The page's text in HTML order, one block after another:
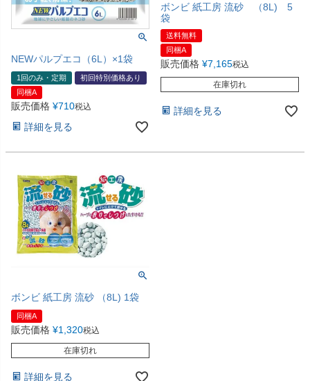
NEWパルプエコ（6L）×1袋
1回のみ・定期
初回特別価格あり
同梱A
販売価格 ¥710税込
詳細を見る
ボンビ 紙工房 流砂 （8L) 5
袋
送料無料
同梱A
販売価格 ¥7,165税込
在庫切れ
詳細を見る
ボンビ 紙工房 流砂 （8L) 1袋
同梱A
販売価格 ¥1,320税込
在庫切れ
詳細を見る